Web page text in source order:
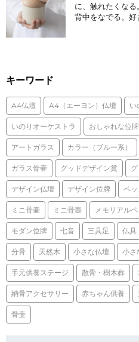
に、触れたくな
背中をなでる。好
キーワード
A4仏壇 A4（エーヨン）仏壇 い
いのりオーケストラ おしゃれな位牌
アートガラス カラー（ブルー系）
ガラス骨壷 グッドデザイン賞
デザイン仏壇 デザイン位牌 ペ
ミニ骨壷 ミニ骨壺 メモリアル
モダン位牌 七音 三具足 仏具
分骨 天然木 小さな仏壇 小さ
手元供養ステージ 散骨・樹木葬
納骨アクセサリー 赤ちゃん供養
骨壷